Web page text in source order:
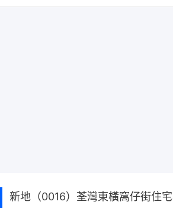
新地（0016）荃灣東橫窩仔街住